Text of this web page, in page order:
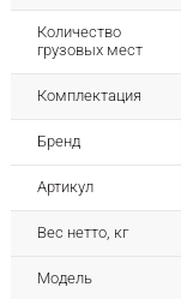
Количество
грузовых мест
Комплектация
Бренд
Артикул
Вес нетто, кг
Модель